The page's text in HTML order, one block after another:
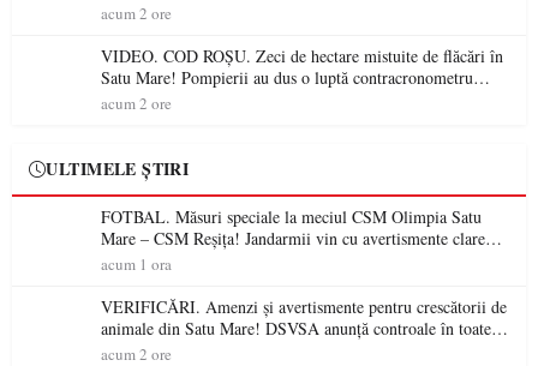
acum 2 ore
VIDEO. COD ROȘU. Zeci de hectare mistuite de flăcări în
Satu Mare! Pompierii au dus o luptă contracronometru
pentru a salva o pădure de la dezastru
acum 2 ore
ULTIMELE ȘTIRI
FOTBAL. Măsuri speciale la meciul CSM Olimpia Satu
Mare – CSM Reșița! Jandarmii vin cu avertismente clare
pentru suporteri
acum 1 ora
VERIFICĂRI. Amenzi și avertismente pentru crescătorii de
animale din Satu Mare! DSVSA anunță controale în toate
gospodăriile și face apel la respectarea legii
acum 2 ore